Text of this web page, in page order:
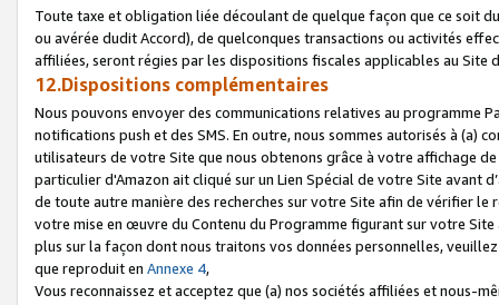
Toute taxe et obligation liée découlant de quelque façon que ce soit
ou avérée dudit Accord), de quelconques transactions ou activités
affiliées, seront régies par les dispositions fiscales applicables au Site
12.Dispositions complémentaires
Nous pouvons envoyer des communications relatives au programme
notifications push et des SMS. En outre, nous sommes autorisés à
utilisateurs de votre Site que nous obtenons grâce à votre affichage
particulier d'Amazon ait cliqué sur un Lien Spécial de votre Site avant
de toute autre manière des recherches sur votre Site afin de vérifier
votre mise en œuvre du Contenu du Programme figurant sur votre
plus sur la façon dont nous traitons vos données personnelles,
que reproduit en Annexe 4,
Vous reconnaissez et acceptez que (a) nos sociétés affiliées et nous-